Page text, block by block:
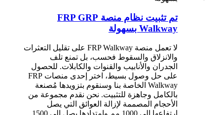
تم تثبيت نظام منصة FRP GRP
Walkway بسهولة
لا تعمل منصة FRP Walkway على تقليل التعثرات
والانزلاق والسقوط فحسب، بل تمنع تلف
الجدران والأنابيب والقنوات والكابلات. للحصول
على حل وصول بسيط، اختر إحدى منصات FRP
Walkway الخاصة بنا وسنقوم بتزويدها مُصنعة
بالكامل وجاهزة للتثبيت. نحن نقدم مجموعة من
الأحجام المصممة لإزالة العوائق التي يصل